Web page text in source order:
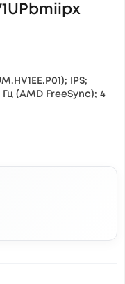
IPS;
Гц (AMD FreeSync); 4